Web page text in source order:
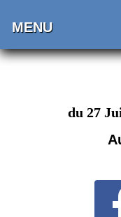
MENU
du 27